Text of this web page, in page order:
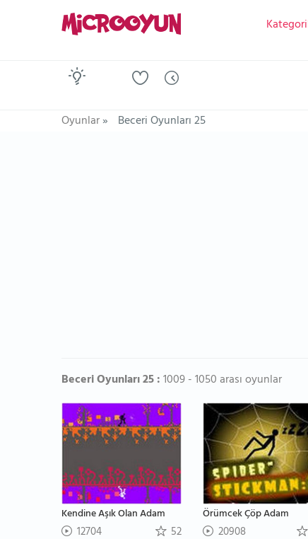
Oyunlar» Beceri Oyunları 25
Beceri Oyunları 25 :1009 - 1050 arası oyunlar
Kendine Aşık Olan Adam
12704 52
Örümcek Çöp Adam
20908